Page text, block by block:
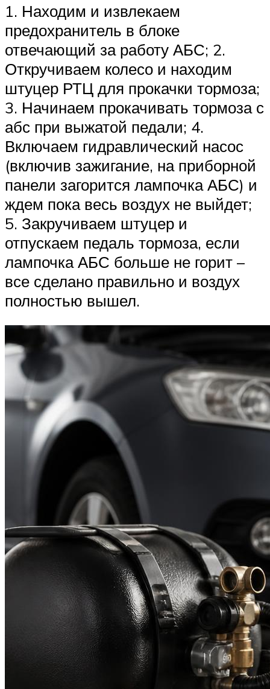
1. Находим и извлекаем
предохранитель в блоке
отвечающий за работу АБС; 2.
Откручиваем колесо и находим
штуцер РТЦ для прокачки тормоза;
3. Начинаем прокачивать тормоза с
абс при выжатой педали; 4.
Включаем гидравлический насос
(включив зажигание, на приборной
панели загорится лампочка АБС) и
ждем пока весь воздух не выйдет;
5. Закручиваем штуцер и
отпускаем педаль тормоза, если
лампочка АБС больше не горит –
все сделано правильно и воздух
полностью вышел.